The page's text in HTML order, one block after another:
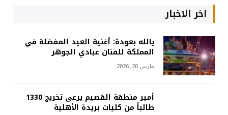
اخر الاخبار
يالله بعودة: أغنية العيد المفضلة في
المملكة للفنان عبادي الجوهر
مارس 20, 2026
أمير منطقة القصيم يرعى تخريج 1330
طالباً من كليات بريدة الأهلية